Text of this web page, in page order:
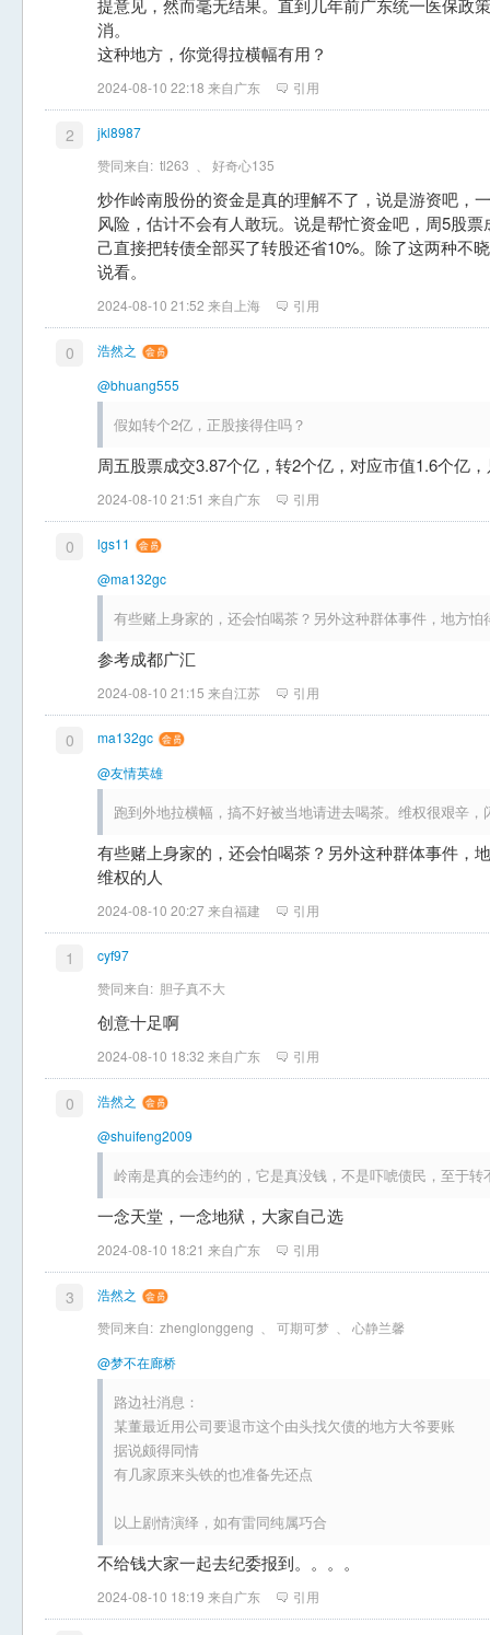
提意见，然而毫无结果。直到几年前广东统一医保政
消。
这种地方，你觉得拉横幅有用？
2024-08-10 22:18 来自广东 引用
2
jkl8987
赞同来自: tl263 好奇心135
炒作岭南股份的资金是真的理解不了，说是游资吧，
风险，估计不会有人敢玩。说是帮忙资金吧，周5股
己直接把转债全部买了转股还省10%。除了这两种不
说看。
2024-08-10 21:52 来自上海 引用
0
浩然之
@bhuang555
假如转个2亿，正股接得住吗？
周五股票成交3.87个亿，转2个亿，对应市值1.6个亿
2024-08-10 21:51 来自广东 引用
0
lgs11
@ma132gc
有些赌上身家的，还会怕喝茶？另外这种群体事件，地方
参考成都广汇
2024-08-10 21:15 来自江苏 引用
0
ma132gc
@友情英雄
跑到外地拉横幅，搞不好被当地请进去喝茶。维权很艰辛，
有些赌上身家的，还会怕喝茶？另外这种群体事件，
维权的人
2024-08-10 20:27 来自福建 引用
1
cyf97
赞同来自: 胆子真不大
创意十足啊
2024-08-10 18:32 来自广东 引用
0
浩然之
@shuifeng2009
岭南是真的会违约的，它是真没钱，不是吓唬债民，至于
一念天堂，一念地狱，大家自己选
2024-08-10 18:21 来自广东 引用
3
浩然之
赞同来自: zhenglonggeng 可期可梦
心静兰馨
@梦不在廊桥
路边社消息：
某董最近用公司要退市这个由头找欠债的地方大爷要账
据说颇得同情
有几家原来头铁的也准备先还点
以上剧情演绎，如有雷同纯属巧合
不给钱大家一起去纪委报到。。。。
2024-08-10 18:19 来自广东 引用